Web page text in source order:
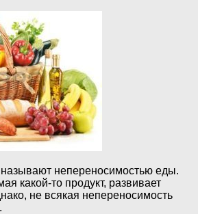
непереносимостью еды.
какой-то продукт, развивает
не всякая непереносимость